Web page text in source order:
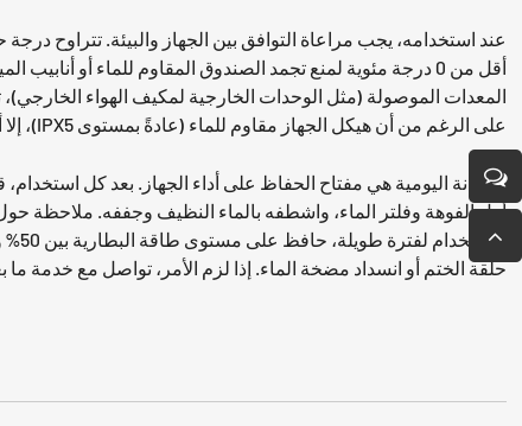
المعدات الموصولة (مثل الوحدات الخارجية لمكيف الهواء الخارجي)،
على الرغم من أن هيكل الجهاز مقاوم للماء (عادةً بمستوى IPX5)، إلا أن الغمر لفترات طويلة سيتلف البطارية والمحرك.
أزل الفوهة وفلتر الماء، واشطفه بالماء النظيف وجففه. ملاحظة
حلقة الختم أو انسداد مضخة الماء. إذا لزم الأمر، تواصل مع خدمة